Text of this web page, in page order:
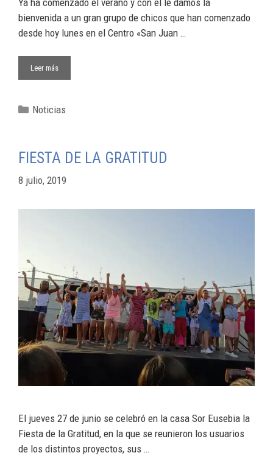
bienvenida a un gran grupo de chicos que han comenzado
desde hoy lunes en el Centro «San Juan …
Leer más
Noticias
FIESTA DE LA GRATITUD
8 julio, 2019
El jueves 27 de junio se celebró en la casa Sor Eusebia la
Fiesta de la Gratitud, en la que se reunieron los usuarios
de los distintos proyectos, sus …